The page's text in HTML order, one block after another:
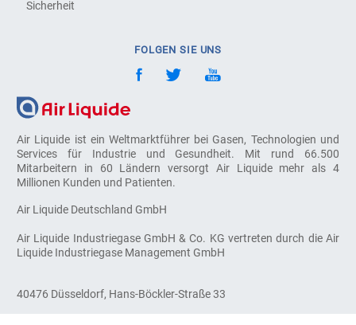
Air Liquide ist ein Weltmarktführer bei Gasen, Technologien und
Services für Industrie und Gesundheit. Mit rund 66.500
Mitarbeitern in 60 Ländern versorgt Air Liquide mehr als 4
Millionen Kunden und Patienten.
Air Liquide Deutschland GmbH
Air Liquide Industriegase GmbH & Co. KG vertreten durch die Air
Liquide Industriegase Management GmbH
40476 Düsseldorf, Hans-Böckler-Straße 33
Sicherheit
FOLGEN SIE UNS